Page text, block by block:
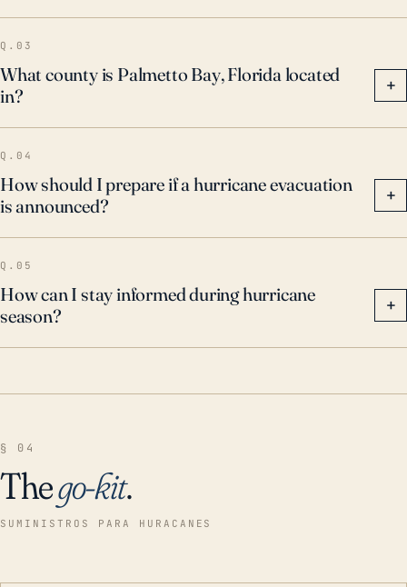
e inundaciones que debe ser planeado y preparado
por la comunidad local. La frecuencia e intensidad de
tales eventos también puede aumentar debido a los
efectos del cambio climático.
Q.03
What county is Palmetto Bay, Florida located
in?
+
Q.04
How should I prepare if a hurricane evacuation
is announced?
+
Q.05
How can I stay informed during hurricane
season?
+
§ 04
Thego-kit.
SUMINISTROS PARA HURACANES